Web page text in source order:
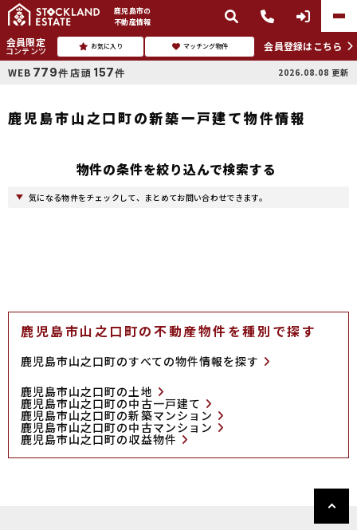
鹿児島市の
不動産情報
会員限定
コンテンツ お気に入り マッチング物件
会員登録はこちら
WEB 779件 店頭 157件 2026.08.08 更新
鹿児島市山之口町の新築一戸建て物件情報
物件の条件を絞り込んで検索する
気になる物件をチェックして、まとめてお問い合わせできます。
鹿児島市山之口町の不動産物件を種別で探す
鹿児島市山之口町のすべての物件情報を探す
鹿児島市山之口町の土地
鹿児島市山之口町の中古一戸建て
鹿児島市山之口町の新築マンション
鹿児島市山之口町の中古マンション
鹿児島市山之口町の収益物件